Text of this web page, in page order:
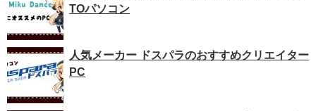
TOパソコン
人気メーカー ドスパラのおすすめクリエイター
PC